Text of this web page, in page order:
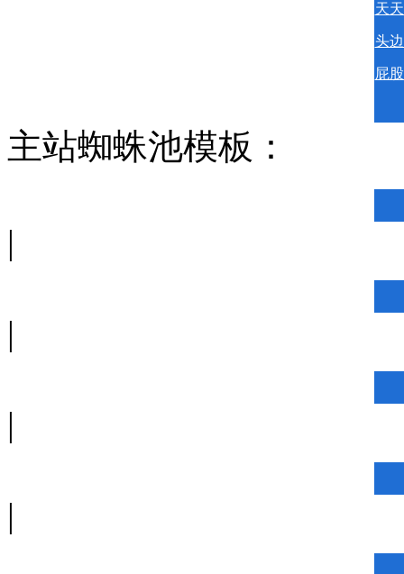
天
头
屁
主站蜘蛛池模板：
|
|
|
|